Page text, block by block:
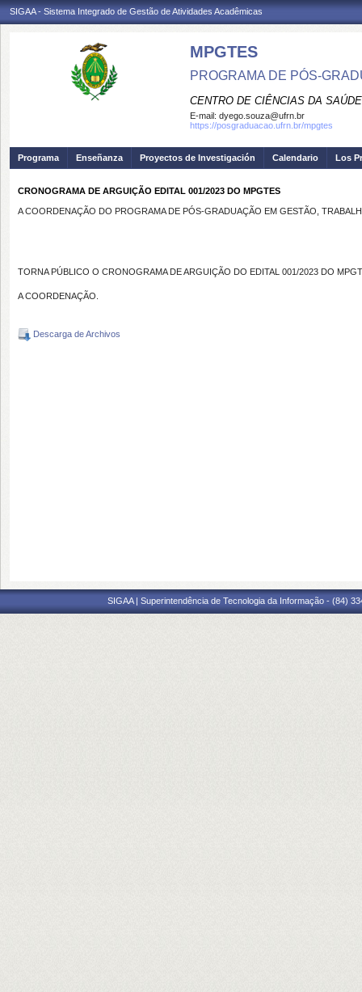
SIGAA - Sistema Integrado de Gestão de Atividades Acadêmicas
MPGTES
PROGRAMA DE PÓS-
CENTRO DE CIÊNCIAS DA SAÚDE
E-mail: dyego.souza@ufrn.br
https://posgraduacao.ufrn.br/mpgtes
Programa Enseñanza Proyectos de Investigación Calendario Los
CRONOGRAMA DE ARGUIÇÃO EDITAL 001/2023 DO MPGTES
A COORDENAÇÃO DO PROGRAMA DE PÓS-GRADUAÇÃO EM GESTÃO,
TORNA PÚBLICO O CRONOGRAMA DE ARGUIÇÃO DO EDITAL 001/2023 DO
A COORDENAÇÃO.
Descarga de Archivos
SIGAA | Superintendência de Tecnologia da Informação - (84)